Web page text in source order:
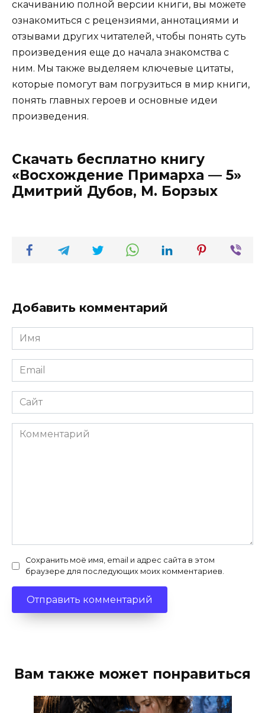
скачиванию полной версии книги, вы можете
ознакомиться с рецензиями, аннотациями и
отзывами других читателей, чтобы понять суть
произведения еще до начала знакомства с
ним. Мы также выделяем ключевые цитаты,
которые помогут вам погрузиться в мир книги,
понять главных героев и основные идеи
произведения.
Скачать бесплатно книгу
«Восхождение Примарха — 5»
Дмитрий Дубов, М. Борзых
Добавить комментарий
Имя
*
Email
*
Сайт
Комментарий
Сохранить моё имя, email и адрес сайта в этом
браузере для последующих моих комментариев.
Вам также может понравиться